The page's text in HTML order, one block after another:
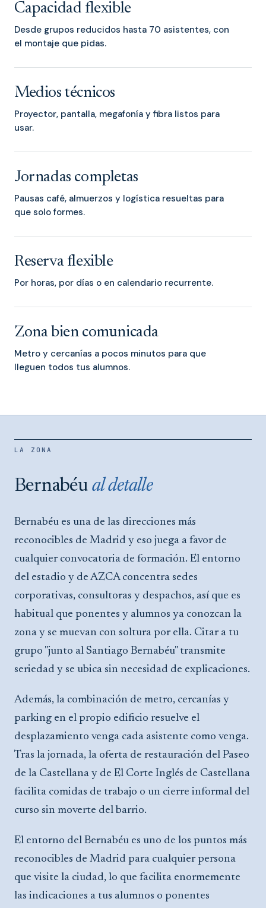
Capacidad flexible
Desde grupos reducidos hasta 70 asistentes, con
el montaje que pidas.
Medios técnicos
Proyector, pantalla, megafonía y fibra listos para
usar.
Jornadas completas
Pausas café, almuerzos y logística resueltas para
que solo formes.
Reserva flexible
Por horas, por días o en calendario recurrente.
Zona bien comunicada
Metro y cercanías a pocos minutos para que
lleguen todos tus alumnos.
LA ZONA
Bernabéu al detalle
Bernabéu es una de las direcciones más
reconocibles de Madrid y eso juega a favor de
cualquier convocatoria de formación. El entorno
del estadio y de AZCA concentra sedes
corporativas, consultoras y despachos, así que es
habitual que ponentes y alumnos ya conozcan la
zona y se muevan con soltura por ella. Citar a tu
grupo "junto al Santiago Bernabéu" transmite
seriedad y se ubica sin necesidad de explicaciones.
Además, la combinación de metro, cercanías y
parking en el propio edificio resuelve el
desplazamiento venga cada asistente como venga.
Tras la jornada, la oferta de restauración del Paseo
de la Castellana y de El Corte Inglés de Castellana
facilita comidas de trabajo o un cierre informal del
curso sin moverte del barrio.
El entorno del Bernabéu es uno de los puntos más
reconocibles de Madrid para cualquier persona
que visite la ciudad, lo que facilita enormemente
las indicaciones a tus alumnos o ponentes